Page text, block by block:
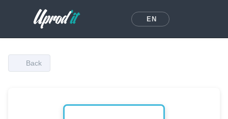
EN
Back